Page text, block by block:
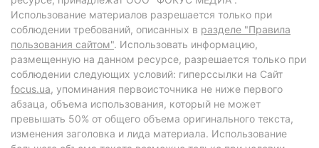
Использование материалов разрешается только при
соблюдении требований, описанных в разделе "Правила
пользования сайтом". Использовать информацию,
размещенную на данном ресурсе, разрешается только при
соблюдении следующих условий: гиперссылки на Сайт
focus.ua, упоминания первоисточника не ниже первого
абзаца, объема использования, который не может
превышать 50% от общего объема оригинального текста,
изменения заголовка и лида материала. Использование